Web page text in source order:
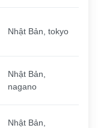
Nhật Bản, tokyo
Nhật Bản,
nagano
Nhật Bản,